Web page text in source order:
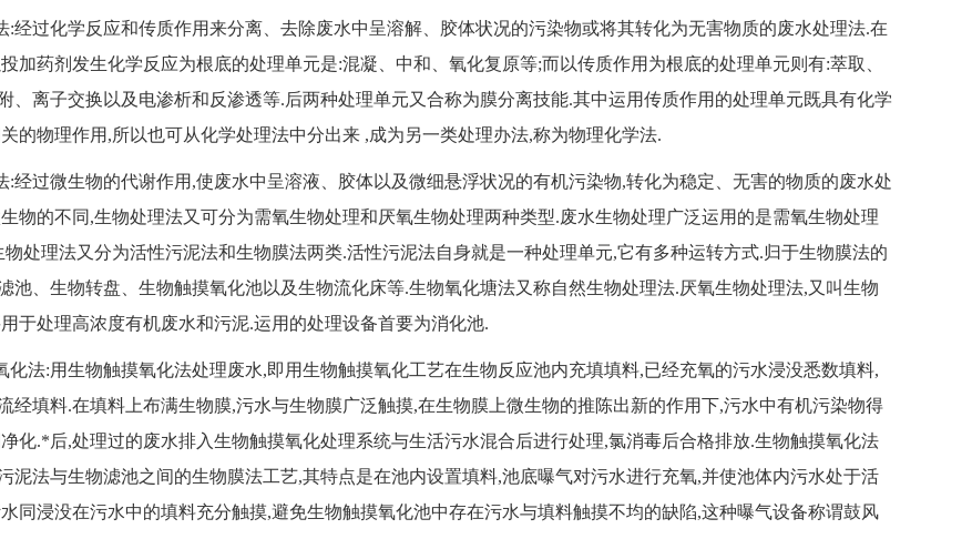
过化学反应和传质作用来分离、去除废水中呈溶解、胶体状况的污染物或将其转化为无害物质的废水处理法.在
加药剂发生化学反应为根底的处理单元是:混凝、中和、氧化复原等;而以传质作用为根底的处理单元则有:萃取、
、离子交换以及电渗析和反渗透等.后两种处理单元又合称为膜分离技能.其中运用传质作用的处理单元既具有化学
的物理作用,所以也可从化学处理法中分出来 ,成为另一类处理办法,称为物理化学法.
过微生物的代谢作用,使废水中呈溶液、胶体以及微细悬浮状况的有机污染物,转化为稳定、无害的物质的废水处
物的不同,生物处理法又可分为需氧生物处理和厌氧生物处理两种类型.废水生物处理广泛运用的是需氧生物处理
物处理法又分为活性污泥法和生物膜法两类.活性污泥法自身就是一种处理单元,它有多种运转方式.归于生物膜法的
池、生物转盘、生物触摸氧化池以及生物流化床等.生物氧化塘法又称自然生物处理法.厌氧生物处理法,又叫生物
于处理高浓度有机废水和污泥.运用的处理设备首要为消化池.
法:用生物触摸氧化法处理废水,即用生物触摸氧化工艺在生物反应池内充填填料,已经充氧的污水浸没悉数填料,
经填料.在填料上布满生物膜,污水与生物膜广泛触摸,在生物膜上微生物的推陈出新的作用下,污水中有机污染物得
化.*后,处理过的废水排入生物触摸氧化处理系统与生活污水混合后进行处理,氯消毒后合格排放.生物触摸氧化法
泥法与生物滤池之间的生物膜法工艺,其特点是在池内设置填料,池底曝气对污水进行充氧,并使池体内污水处于活
同浸没在污水中的填料充分触摸,避免生物触摸氧化池中存在污水与填料触摸不均的缺陷,这种曝气设备称谓鼓风